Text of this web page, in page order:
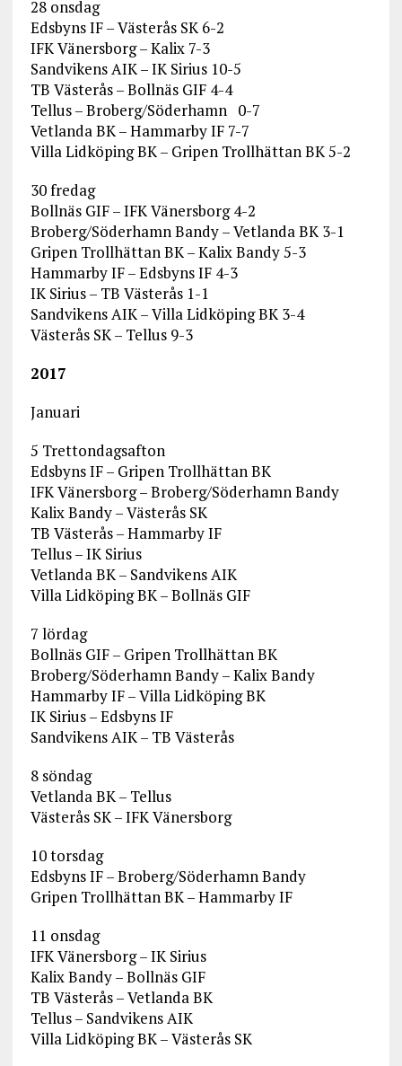
28 onsdag
Edsbyns IF – Västerås SK 6-2
IFK Vänersborg – Kalix 7-3
Sandvikens AIK – IK Sirius 10-5
TB Västerås – Bollnäs GIF 4-4
Tellus – Broberg/Söderhamn 0-7
Vetlanda BK – Hammarby IF 7-7
Villa Lidköping BK – Gripen Trollhättan BK 5-2
30 fredag
Bollnäs GIF – IFK Vänersborg 4-2
Broberg/Söderhamn Bandy – Vetlanda BK 3-1
Gripen Trollhättan BK – Kalix Bandy 5-3
Hammarby IF – Edsbyns IF 4-3
IK Sirius – TB Västerås 1-1
Sandvikens AIK – Villa Lidköping BK 3-4
Västerås SK – Tellus 9-3
2017
Januari
5 Trettondagsafton
Edsbyns IF – Gripen Trollhättan BK
IFK Vänersborg – Broberg/Söderhamn Bandy
Kalix Bandy – Västerås SK
TB Västerås – Hammarby IF
Tellus – IK Sirius
Vetlanda BK – Sandvikens AIK
Villa Lidköping BK – Bollnäs GIF
7 lördag
Bollnäs GIF – Gripen Trollhättan BK
Broberg/Söderhamn Bandy – Kalix Bandy
Hammarby IF – Villa Lidköping BK
IK Sirius – Edsbyns IF
Sandvikens AIK – TB Västerås
8 söndag
Vetlanda BK – Tellus
Västerås SK – IFK Vänersborg
10 torsdag
Edsbyns IF – Broberg/Söderhamn Bandy
Gripen Trollhättan BK – Hammarby IF
11 onsdag
IFK Vänersborg – IK Sirius
Kalix Bandy – Bollnäs GIF
TB Västerås – Vetlanda BK
Tellus – Sandvikens AIK
Villa Lidköping BK – Västerås SK